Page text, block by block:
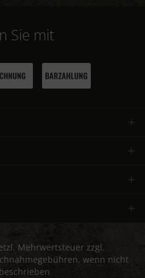
Sie mit
Mehrwertsteuer zzgl.
wenn nicht